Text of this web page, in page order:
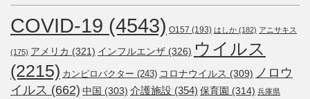
COVID-19 (4543) O157 (193) はしか (182) アニサキス
(175) アメリカ (321) インフルエンザ (326) ウイルス
(2215) カンピロバクター (243) コロナウイルス (309) ノロウ
イルス (662) 中国 (303) 介護施設 (354) 保育園 (314) 兵庫県